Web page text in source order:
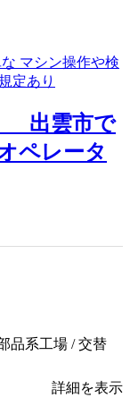
出雲市で
ペレータ
品系工場 / 交替
詳細を表示